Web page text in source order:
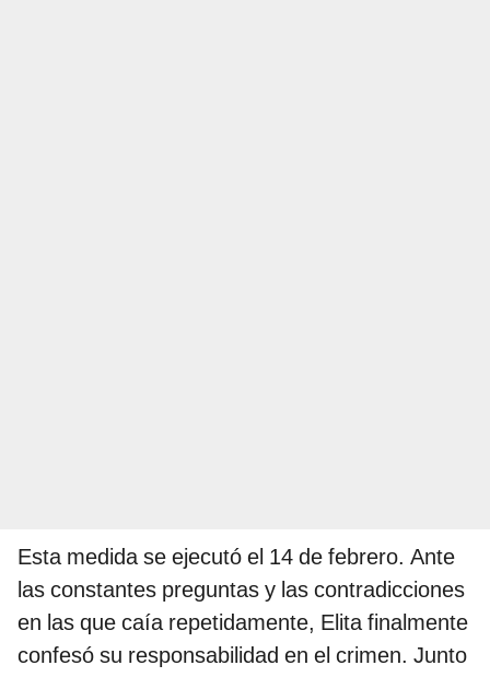
Esta medida se ejecutó el 14 de febrero. Ante
las constantes preguntas y las contradicciones
en las que caía repetidamente, Elita finalmente
confesó su responsabilidad en el crimen. Junto